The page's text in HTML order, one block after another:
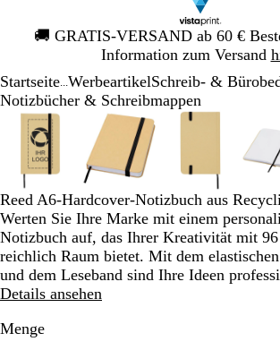
🚚 GRATIS-VERSAND ab 60 €
Information zum Versand
Galeriebild
1
Startseite WerbeartikelSchreib- &
Notizbücher & Schreibmappen
Vergrößer-/verkleinerbares
Bild
Zoom
auf
Minimum
Klicken
zum
Vergrößern
Verwenden
Sie
die
Tasten
+
und
-
zum
Zoomen
und
die
Pfeiltasten
Vergrößer-/
Bild
Zoom
auf
Minimum
Klicken
zum
Vergrößern
Verwenden
Sie
die
Tasten
+
und
-
zum
Zoomen
Zoom
Minimum
Klicken
Vergrößern
Verwenden
Tasten
+
und
-
zum
Zoomen
Galeriebild
Reed A6-Hardcover-Notizbuch aus
Werten Sie Ihre Marke mit einem
Notizbuch auf, das Ihrer Kreativität mit
reichlich Raum bietet. Mit dem elastischen
und dem Leseband sind Ihre Ideen
Details ansehen
Menge